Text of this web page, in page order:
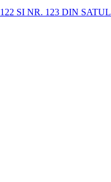
SI NR. 123 DIN